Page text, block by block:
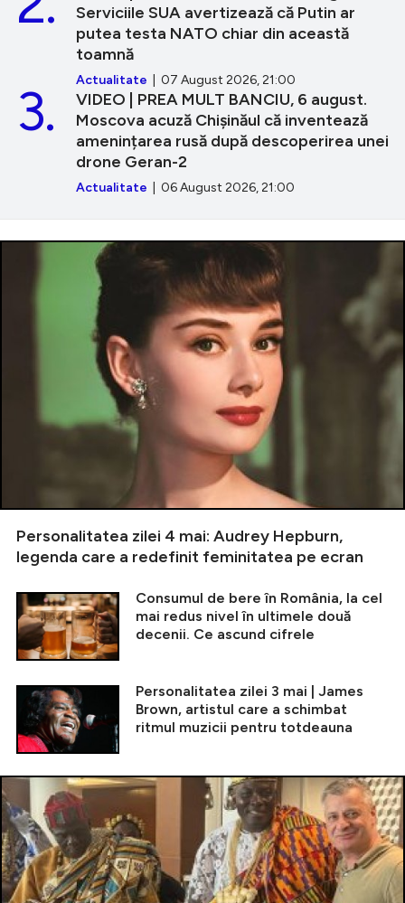
Serviciile SUA avertizează că Putin ar
putea testa NATO chiar din această
toamnă
Actualitate | 07 August 2026, 21:00
VIDEO | PREA MULT BANCIU, 6 august.
Moscova acuză Chișinăul că inventează
amenințarea rusă după descoperirea unei
drone Geran-2
Actualitate | 06 August 2026, 21:00
3.
Personalitatea zilei 4 mai: Audrey Hepburn,
legenda care a redefinit feminitatea pe ecran
Consumul de bere în România, la cel
mai redus nivel în ultimele două
decenii. Ce ascund cifrele
Personalitatea zilei 3 mai | James
Brown, artistul care a schimbat
ritmul muzicii pentru totdeauna